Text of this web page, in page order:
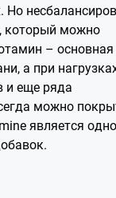
Но
который можно
– основная
а при
и еще ряда
можно
является